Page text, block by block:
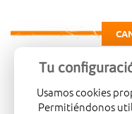
Carretera de
Tu
Usamos cookies
Permitiéndonos